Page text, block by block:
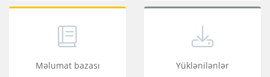
Məlumat bazası Yüklənilənlər